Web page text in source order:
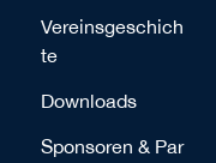
Vereinsgeschich
te
Downloads
Sponsoren & Par